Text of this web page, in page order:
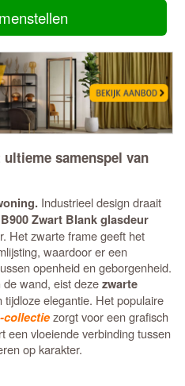
samenspel van
Industrieel design draait
Zwart Blank glasdeur
Het zwarte frame geeft het
waardoor er een
openheid en geborgenheid.
wand, eist dezezwarte
tijdloze elegantie. Het populaire
collectiezorgt voor een grafisch
een vloeiende verbinding tussen
op karakter.